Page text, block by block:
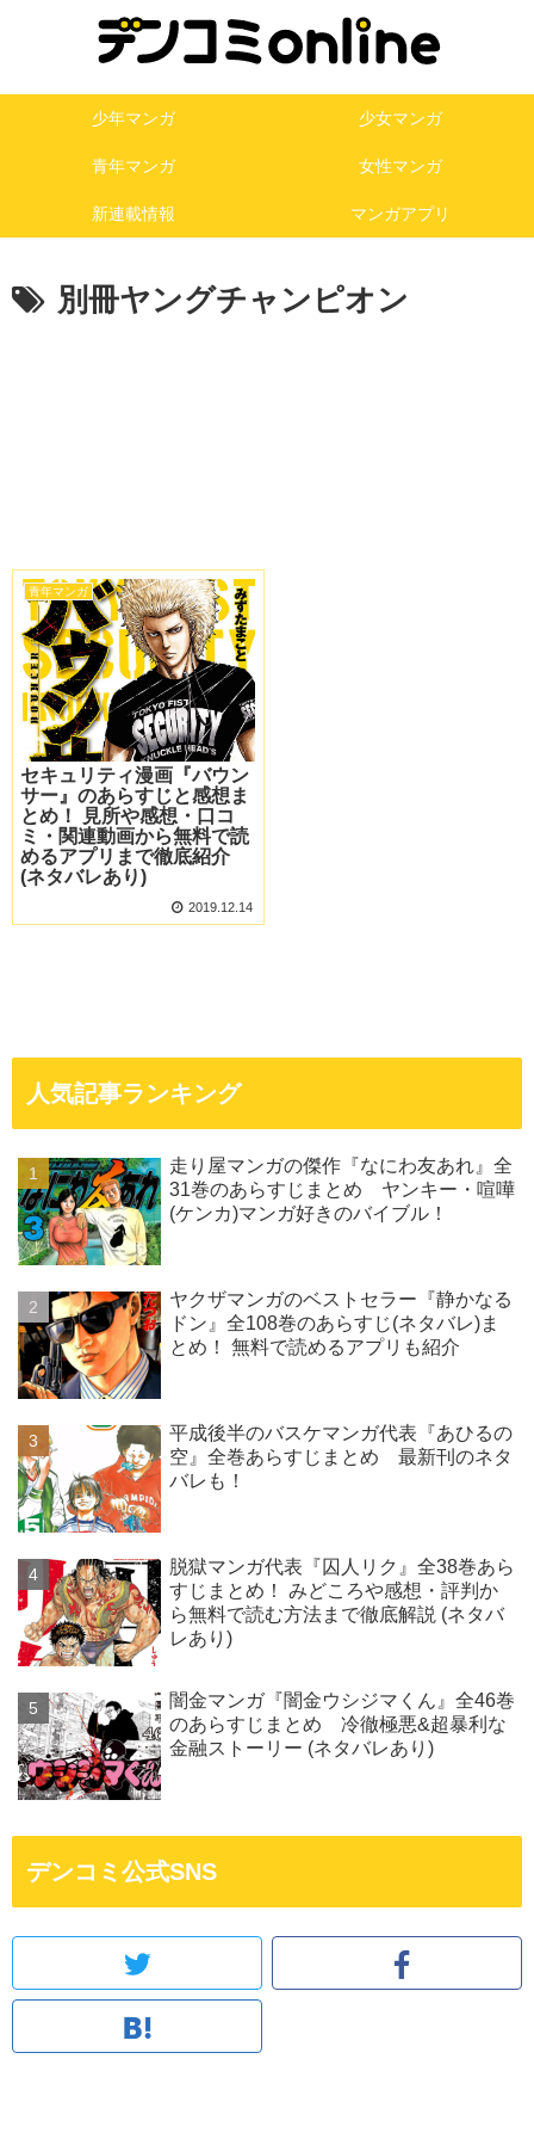
少年マンガ 少女マンガ
青年マンガ 女性マンガ
新連載情報 マンガアプリ
別冊ヤングチャンピオン
青年マンガ
セキュリティ漫画『バウン
サー』のあらすじと感想ま
とめ！ 見所や感想・口コ
ミ・関連動画から無料で読
めるアプリまで徹底紹介
(ネタバレあり)
2019.12.14
人気記事ランキング
走り屋マンガの傑作『なにわ友あれ』全
31巻のあらすじまとめ ヤンキー・喧嘩
(ケンカ)マンガ好きのバイブル！
ヤクザマンガのベストセラー『静かなる
ドン』全108巻のあらすじ(ネタバレ)ま
とめ！ 無料で読めるアプリも紹介
平成後半のバスケマンガ代表『あひるの
空』全巻あらすじまとめ 最新刊のネタ
バレも！
脱獄マンガ代表『囚人リク』全38巻あら
すじまとめ！ みどころや感想・評判か
ら無料で読む方法まで徹底解説 (ネタバ
レあり)
闇金マンガ『闇金ウシジマくん』全46巻
のあらすじまとめ 冷徹極悪&超暴利な
金融ストーリー (ネタバレあり)
デンコミ公式SNS